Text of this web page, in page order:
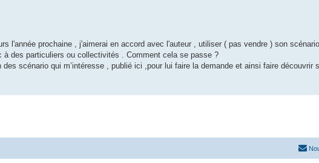
l'année prochaine , j'aimerai en accord avec l'auteur , utiliser ( pas vendre ) son
à des particuliers ou collectivités . Comment cela se passe ?
scénario qui m’intéresse , publié ici ,pour lui faire la demande et ainsi faire découvrir